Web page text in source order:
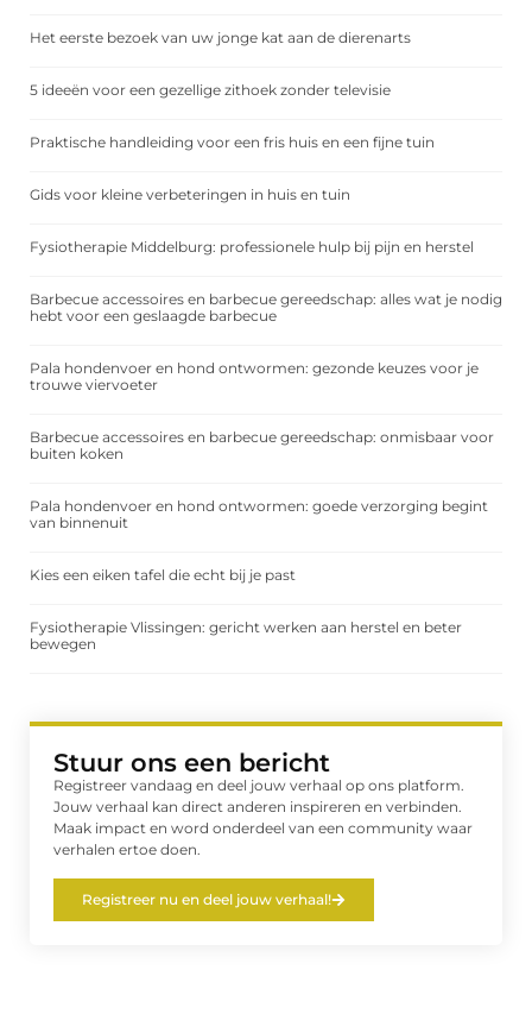
Het eerste bezoek van uw jonge kat aan de dierenarts
5 ideeën voor een gezellige zithoek zonder televisie
Praktische handleiding voor een fris huis en een fijne tuin
Gids voor kleine verbeteringen in huis en tuin
Fysiotherapie Middelburg: professionele hulp bij pijn en herstel
Barbecue accessoires en barbecue gereedschap: alles wat je nodig
hebt voor een geslaagde barbecue
Pala hondenvoer en hond ontwormen: gezonde keuzes voor je
trouwe viervoeter
Barbecue accessoires en barbecue gereedschap: onmisbaar voor
buiten koken
Pala hondenvoer en hond ontwormen: goede verzorging begint
van binnenuit
Kies een eiken tafel die echt bij je past
Fysiotherapie Vlissingen: gericht werken aan herstel en beter
bewegen
Stuur ons een bericht
Registreer vandaag en deel jouw verhaal op ons platform.
Jouw verhaal kan direct anderen inspireren en verbinden.
Maak impact en word onderdeel van een community waar
verhalen ertoe doen.
Registreer nu en deel jouw verhaal!